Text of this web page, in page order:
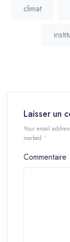
climat
Laisser un
Your email
marked *
Commentaire